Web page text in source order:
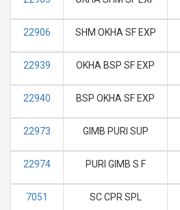
22906 SHM OKHA SF EXP
22939 OKHA BSP SF EXP
22940 BSP OKHA SF EXP
22973 GIMB PURI SUP
22974 PURI GIMB S F
7051 SC CPR SPL